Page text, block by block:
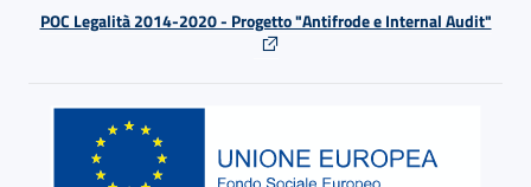
POC Legalità 2014-2020 - Progetto "Antifrode e Internal Audit"